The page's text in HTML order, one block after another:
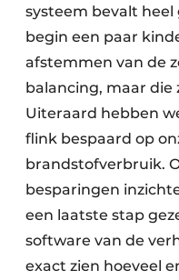
systeem bevalt heel
begin een paar
afstemmen van de
balancing, maar die
Uiteraard hebben
flink bespaard op
brandstofverbruik.
besparingen
een laatste stap
software van de
exact zien hoeveel